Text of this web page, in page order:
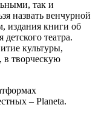
так и
назвать венчурной
издания книги об
театра.
культуры,
в творческую
– Planeta.